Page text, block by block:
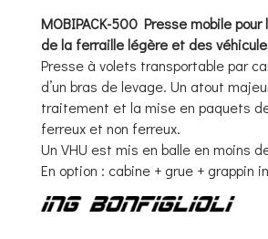
MOBIPACK-500 Presse mobile
de la ferraille légère et des
Presse à volets transportable par
d’un bras de levage. Un atout
traitement et la mise en paquets
ferreux et non ferreux.
Un VHU est mis en balle en moins
En option : cabine + grue + grappin